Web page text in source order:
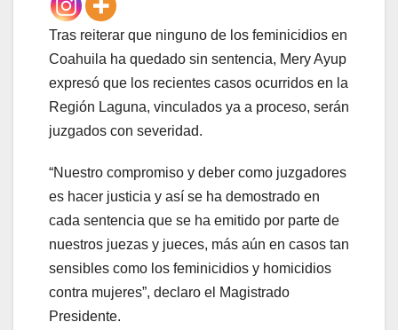
Tras reiterar que ninguno de los feminicidios en
Coahuila ha quedado sin sentencia, Mery Ayup
expresó que los recientes casos ocurridos en la
Región Laguna, vinculados ya a proceso, serán
juzgados con severidad.
“Nuestro compromiso y deber como juzgadores
es hacer justicia y así se ha demostrado en
cada sentencia que se ha emitido por parte de
nuestros juezas y jueces, más aún en casos tan
sensibles como los feminicidios y homicidios
contra mujeres”, declaro el Magistrado
Presidente.